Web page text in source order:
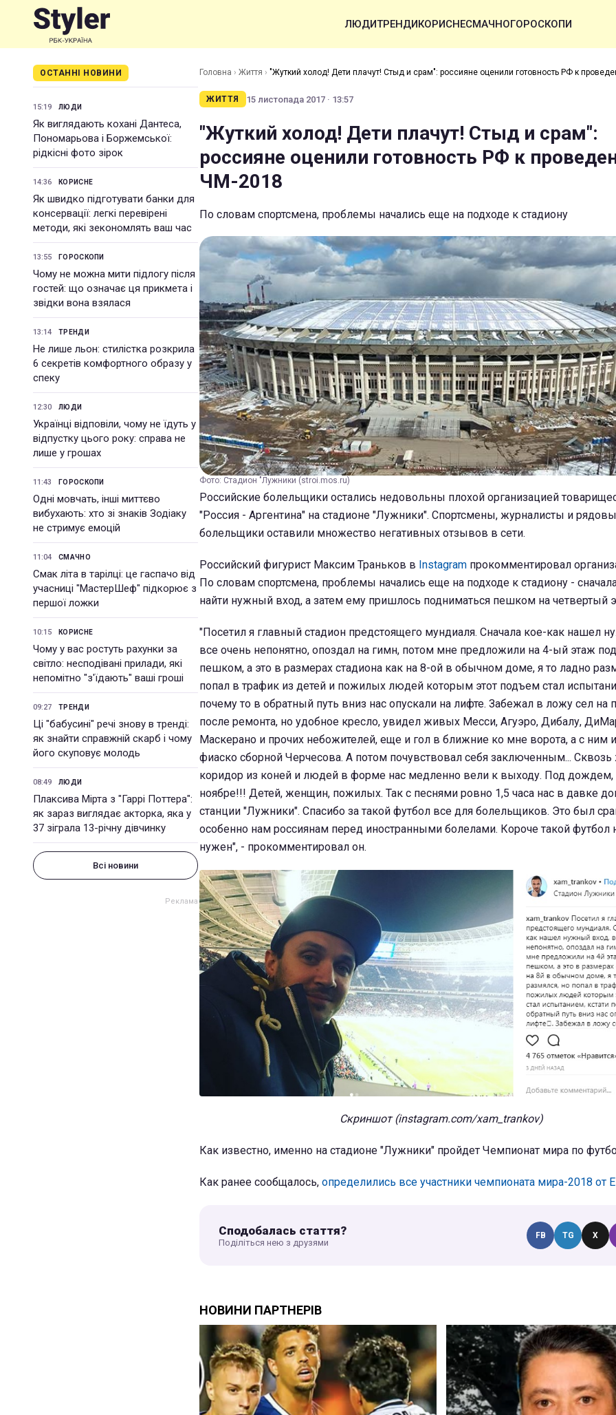
ЛЮДИТРЕНДИКОРИСНЕСМАЧНОГОРОСКОПИ
ОСТАННІ НОВИНИ
15:19 ЛЮДИ
Як виглядають кохані Дантеса,
Пономарьова і Боржемської:
рідкісні фото зірок
14:36 КОРИСНЕ
Як швидко підготувати банки для
консервації: легкі перевірені
методи, які зекономлять ваш час
13:55 ГОРОСКОПИ
Чому не можна мити підлогу після
гостей: що означає ця прикмета і
звідки вона взялася
13:14 ТРЕНДИ
Не лише льон: стилістка розкрила
6 секретів комфортного образу у
спеку
12:30 ЛЮДИ
Українці відповіли, чому не їдуть у
відпустку цього року: справа не
лише у грошах
11:43 ГОРОСКОПИ
Одні мовчать, інші миттєво
вибухають: хто зі знаків Зодіаку
не стримує емоцій
11:04 СМАЧНО
Смак літа в тарілці: це гаспачо від
учасниці "МастерШеф" підкорює з
першої ложки
10:15 КОРИСНЕ
Чому у вас ростуть рахунки за
світло: несподівані прилади, які
непомітно "з'їдають" ваші гроші
09:27 ТРЕНДИ
Ці "бабусині" речі знову в тренді:
як знайти справжній скарб і чому
його скуповує молодь
08:49 ЛЮДИ
Плаксива Мірта з "Гаррі Поттера":
як зараз виглядає акторка, яка у
37 зіграла 13-річну дівчинку
Всі новини
Головна › Життя › "Жуткий холод! Дети плачут! Стыд и срам": россияне оценили готовность РФ к
ЖИТТЯ 15 листопада 2017 · 13:57
"Жуткий холод! Дети плачут! Стыд и срам":
россияне оценили готовность РФ к
ЧМ-2018
По словам спортсмена, проблемы начались еще на подходе к стадиону
Фото: Стадион "Лужники (stroi.mos.ru)
Российские болельщики остались недовольны плохой организацией
"Россия - Аргентина" на стадионе "Лужники". Спортсмены, журналисты и
болельщики оставили множество негативных отзывов в сети.
Российский фигурист Максим Траньков в Instagram прокомментировал
По словам спортсмена, проблемы начались еще на подходе к стадиону -
найти нужный вход, а затем ему пришлось подниматься пешком на четвертый
"Посетил я главный стадион предстоящего мундиаля. Сначала кое-как нашел
все очень непонятно, опоздал на гимн, потом мне предложили на 4-ый этаж
пешком, а это в размерах стадиона как на 8-ой в обычном доме, я то ладно
попал в трафик из детей и пожилых людей которым этот подъем стал
почему то в обратный путь вниз нас опускали на лифте. Забежал в ложу сел на
после ремонта, но удобное кресло, увидел живых Месси, Агуэро, Дибалу,
Маскерано и прочих небожителей, еще и гол в ближние ко мне ворота, а с ним
фиаско сборной Черчесова. А потом почувствовал себя заключенным...
коридор из коней и людей в форме нас медленно вели к выходу. Под
ноябре!!! Детей, женщин, пожилых. Так с песнями ровно 1,5 часа нас в давке
станции "Лужники". Спасибо за такой футбол все для болельщиков. Это был
особенно нам россиянам перед иностранными болелами. Короче такой футбол
нужен", - прокомментировал он.
Скриншот (instagram.com/xam_trankov)
Как известно, именно на стадионе "Лужники" пройдет Чемпионат мира по
Как ранее сообщалось, определились все участники чемпионата мира-2018 от
Сподобалась стаття?
Поділіться нею з друзями
FB TG X